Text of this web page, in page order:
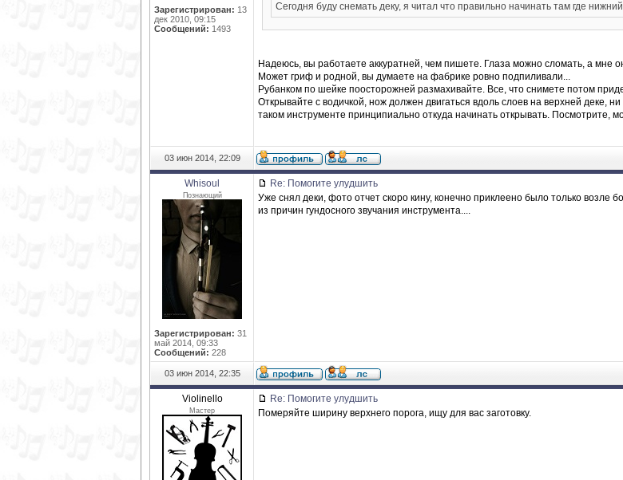
Зарегистрирован: 13
дек 2010, 09:15
Сообщений: 1493
Сегодня буду снемать деку, я читал что правильно начинать там где
Надеюсь, вы работаете аккуратней, чем пишете. Глаза можно сломать, а мне
Может гриф и родной, вы думаете на фабрике ровно подпиливали...
Рубанком по шейке поосторожней размахивайте. Все, что снимете потом
Открывайте с водичкой, нож должен двигаться вдоль слоев на верхней деке,
таком инструменте принципиально откуда начинать открывать. Посмотрите,
03 июн 2014, 22:09
Whisoul
Познающий
Зарегистрирован: 31
май 2014, 09:33
Сообщений: 228
Re: Помогите улудшить
Уже снял деки, фото отчет скоро кину, конечно приклеено было только возле
из причин гундосного звучания инструмента....
03 июн 2014, 22:35
Violinello
Мастер
Re: Помогите улудшить
Померяйте ширину верхнего порога, ищу для вас заготовку.